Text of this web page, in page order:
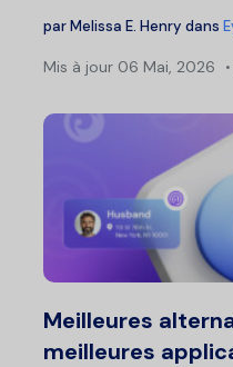
parMelissa E. Henry dans
Mis à jour 06 Mai, 2026
Meilleures
meilleures